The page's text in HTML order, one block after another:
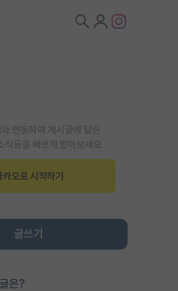
연동하여 게시글에 달린
식등을 빠르게 받아보세요
카오로 시작하기
글쓰기
은?